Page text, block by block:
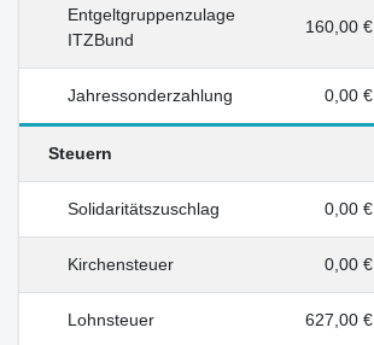
Entgeltgruppenzulage
ITZBund
160,00 €
Jahressonderzahlung 0,00 €
Steuern
Solidaritätszuschlag 0,00 €
Kirchensteuer 0,00 €
Lohnsteuer 627,00 €